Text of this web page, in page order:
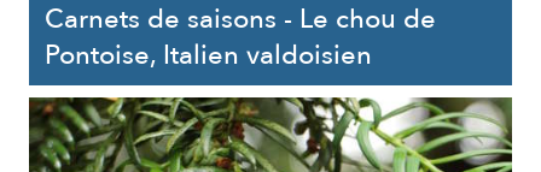
Carnets de saisons - Le chou de
Pontoise, Italien valdoisien